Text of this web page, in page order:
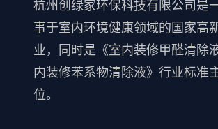
杭州创绿家环保科技有限公司是
事于室内环境健康领域的国家高
业，同时是《室内装修甲醛清除
内装修苯系物清除液》行业标准
位。